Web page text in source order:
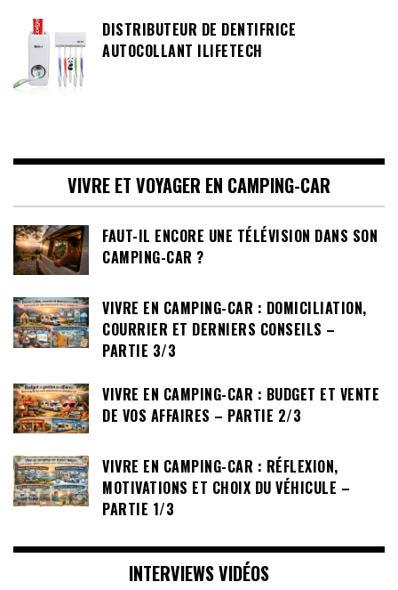
DISTRIBUTEUR DE DENTIFRICE
AUTOCOLLANT ILIFETECH
VIVRE ET VOYAGER EN CAMPING-CAR
FAUT-IL ENCORE UNE TÉLÉVISION DANS SON
CAMPING-CAR ?
VIVRE EN CAMPING-CAR : DOMICILIATION,
COURRIER ET DERNIERS CONSEILS –
PARTIE 3/3
VIVRE EN CAMPING-CAR : BUDGET ET VENTE
DE VOS AFFAIRES – PARTIE 2/3
VIVRE EN CAMPING-CAR : RÉFLEXION,
MOTIVATIONS ET CHOIX DU VÉHICULE –
PARTIE 1/3
INTERVIEWS VIDÉOS